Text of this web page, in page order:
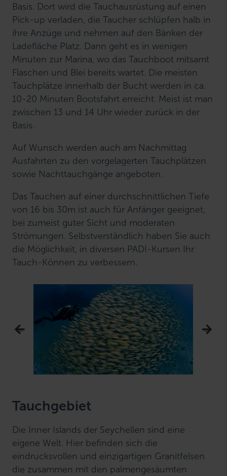
Basis. Dort wird die Tauchausrüstung auf einen
Pick-up verladen, die Taucher schlüpfen halb in
ihre Anzüge und nehmen auf den Bänken der
Ladefläche Platz. Dann geht es in wenigen
Minuten zur Marina, wo das Tauchboot mitsamt
Flaschen und Blei bereits wartet. Die meisten
Tauchplätze innerhalb der Bucht werden in ca.
10-20 Minuten Bootsfahrt erreicht. Meist ist man
zwischen 13 und 14 Uhr wieder zurück in der
Basis.
Auf Wunsch werden auch am Nachmittag
Ausfahrten zu den vorgelagerten Tauchplätzen
sowie Nachttauchgänge angeboten.
Das Tauchen auf einer durchschnittlichen Tiefe
von 16 bis 30m ist auch für Anfänger geeignet,
bei zumeist guter Sicht und moderaten
Strömungen. Selbstverständlich haben Sie auch
die Möglichkeit, in diversen PADI-Kursen Ihr
Tauch-Können zu verbessern.
Tauchgebiet
Die Inner Islands der Seychellen sind eine
eigene Welt. Hier befinden sich die
eindrucksvollen und einzigartigen Granitfelsen
die zusammen mit den palmengesäumten